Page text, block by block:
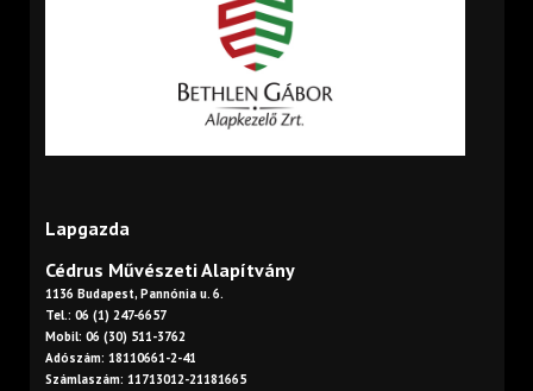
Lapgazda
Cédrus Művészeti Alapítvány
1136 Budapest, Pannónia u. 6.
Tel.: 06 (1) 247-6657
Mobil: 06 (30) 511-3762
Adószám: 18110661-2-41
Számlaszám: 11713012-21181665